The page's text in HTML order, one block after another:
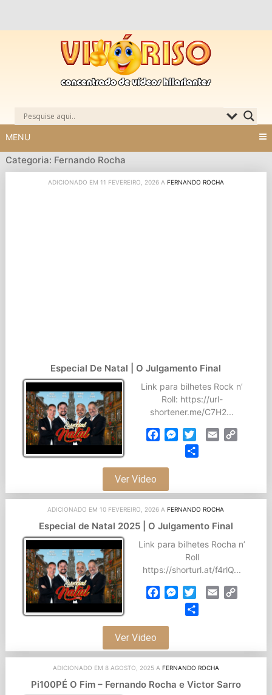
MENU
Categoria: Fernando Rocha
ADICIONADO EM 11 FEVEREIRO, 2026 A FERNANDO ROCHA
Especial De Natal | O Julgamento Final
Link para bilhetes Rock n’
Roll: https://url-
shortener.me/C7H2...
Ver Video
FacebookMessenger
TwitterEmail
ADICIONADO EM 10 FEVEREIRO, 2026 A FERNANDO ROCHA
Especial de Natal 2025 | O Julgamento Final
Link para bilhetes Rocha n’
Roll
https://shorturl.at/f4rlQ...
Ver Video
FacebookMessenger
TwitterEmail
ADICIONADO EM 8 AGOSTO, 2025 A FERNANDO ROCHA
Pi100PÉ O Fim – Fernando Rocha e Victor Sarro